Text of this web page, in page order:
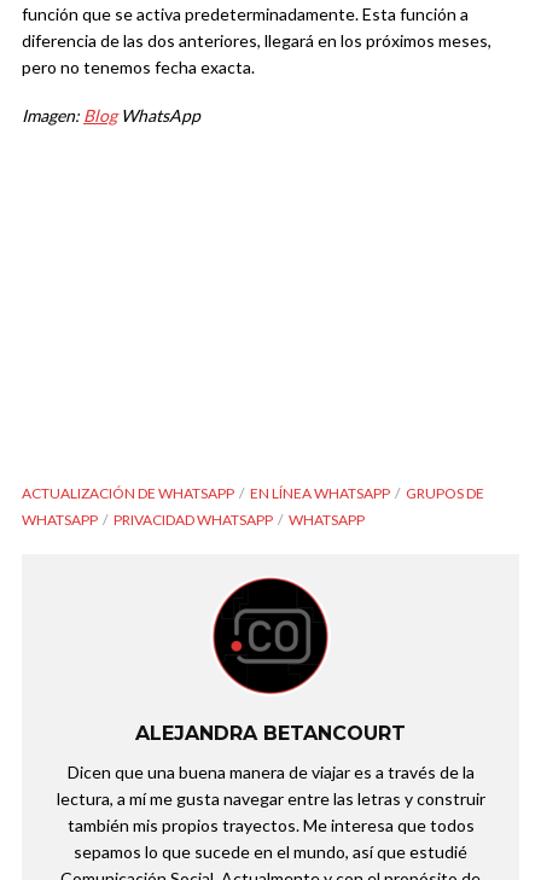
función que se activa predeterminadamente. Esta función a
diferencia de las dos anteriores, llegará en los próximos meses,
pero no tenemos fecha exacta.
Imagen: BlogWhatsApp
ACTUALIZACIÓN DE WHATSAPP EN LÍNEA WHATSAPP
GRUPOS DE
WHATSAPP
PRIVACIDAD WHATSAPP WHATSAPP
ALEJANDRA BETANCOURT
Dicen que una buena manera de viajar es a través de la
lectura, a mí me gusta navegar entre las letras y construir
también mis propios trayectos. Me interesa que todos
sepamos lo que sucede en el mundo, así que estudié